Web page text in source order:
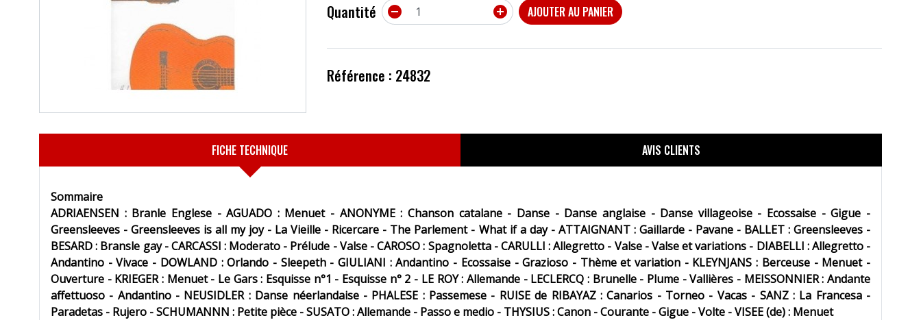
Quantité   AJOUTER AU PANIER
Référence : 24832
FICHE TECHNIQUE AVIS CLIENTS
Sommaire
ADRIAENSEN : Branle Englese - AGUADO : Menuet - ANONYME : Chanson catalane - Danse - Danse anglaise - Danse villageoise - Ecossaise - Gigue -
Greensleeves - Greensleeves is all my joy - La Vieille - Ricercare - The Parlement - What if a day - ATTAIGNANT : Gaillarde - Pavane - BALLET : Greensleeves -
BESARD : Bransle gay - CARCASSI : Moderato - Prélude - Valse - CAROSO : Spagnoletta - CARULLI : Allegretto - Valse - Valse et variations - DIABELLI : Allegretto -
Andantino - Vivace - DOWLAND : Orlando - Sleepeth - GIULIANI : Andantino - Ecossaise - Grazioso - Thème et variation - KLEYNJANS : Berceuse - Menuet -
Ouverture - KRIEGER : Menuet - Le Gars : Esquisse n°1 - Esquisse n° 2 - LE ROY : Allemande - LECLERCQ : Brunelle - Plume - Vallières - MEISSONNIER : Andante
affettuoso - Andantino - NEUSIDLER : Danse néerlandaise - PHALESE : Passemese - RUISE de RIBAYAZ : Canarios - Torneo - Vacas - SANZ : La Francesa -
Paradetas - Rujero - SCHUMANNN : Petite pièce - SUSATO : Allemande - Passo e medio - THYSIUS : Canon - Courante - Gigue - Volte - VISEE (de) : Menuet
PROMOTIONS